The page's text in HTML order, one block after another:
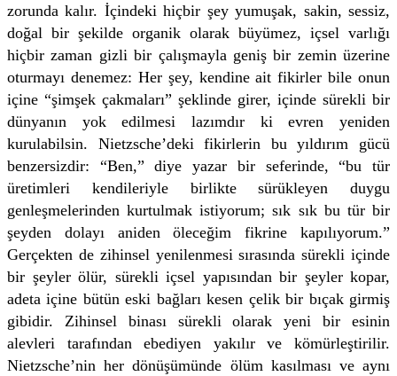
zorunda kalır. İçindeki hiçbir şey yumuşak, sakin, sessiz,
doğal bir şekilde organik olarak büyümez, içsel varlığı
hiçbir zaman gizli bir çalışmayla geniş bir zemin üzerine
oturmayı denemez: Her şey, kendine ait fikirler bile onun
içine “şimşek çakmaları” şeklinde girer, içinde sürekli bir
dünyanın yok edilmesi lazımdır ki evren yeniden
kurulabilsin. Nietzsche’deki fikirlerin bu yıldırım gücü
benzersizdir: “Ben,” diye yazar bir seferinde, “bu tür
üretimleri kendileriyle birlikte sürükleyen duygu
genleşmelerinden kurtulmak istiyorum; sık sık bu tür bir
şeyden dolayı aniden öleceğim fikrine kapılıyorum.”
Gerçekten de zihinsel yenilenmesi sırasında sürekli içinde
bir şeyler ölür, sürekli içsel yapısından bir şeyler kopar,
adeta içine bütün eski bağları kesen çelik bir bıçak girmiş
gibidir. Zihinsel binası sürekli olarak yeni bir esinin
alevleri tarafından ebediyen yakılır ve kömürleştirilir.
Nietzsche’nin her dönüşümünde ölüm kasılması ve aynı